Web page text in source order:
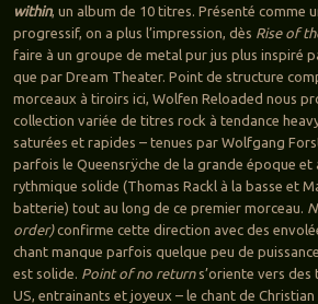
within, un album de 10 titres. Présenté comme
progressif, on a plus l’impression, dès Rise of
faire à un groupe de metal pur jus plus inspiré
que par Dream Theater. Point de structure
morceaux à tiroirs ici, Wolfen Reloaded nous
collection variée de titres rock à tendance
saturées et rapides – tenues par Wolfgang
parfois le Queensrÿche de la grande époque et
rythmique solide (Thomas Rackl à la basse et
batterie) tout au long de ce premier morceau.
order)confirme cette direction avec des
chant manque parfois quelque peu de
est solide. Point of no returns’oriente vers
US, entrainants et joyeux – le chant de